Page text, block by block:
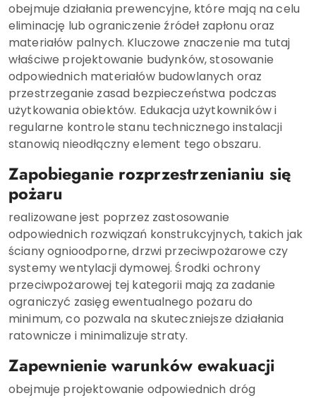
obejmuje działania prewencyjne, które mają na celu
eliminację lub ograniczenie źródeł zapłonu oraz
materiałów palnych. Kluczowe znaczenie ma tutaj
właściwe projektowanie budynków, stosowanie
odpowiednich materiałów budowlanych oraz
przestrzeganie zasad bezpieczeństwa podczas
użytkowania obiektów. Edukacja użytkowników i
regularne kontrole stanu technicznego instalacji
stanowią nieodłączny element tego obszaru.
Zapobieganie rozprzestrzenianiu się
pożaru
realizowane jest poprzez zastosowanie
odpowiednich rozwiązań konstrukcyjnych, takich jak
ściany ognioodporne, drzwi przeciwpożarowe czy
systemy wentylacji dymowej. Środki ochrony
przeciwpożarowej tej kategorii mają za zadanie
ograniczyć zasięg ewentualnego pożaru do
minimum, co pozwala na skuteczniejsze działania
ratownicze i minimalizuje straty.
Zapewnienie warunków ewakuacji
obejmuje projektowanie odpowiednich dróg